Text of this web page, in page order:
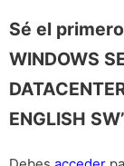
Sé el
WINDOWS
ENGLISH